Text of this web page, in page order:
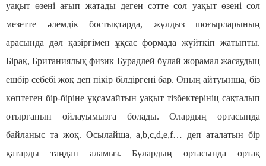
уақыт өзені ағып жатады деген сәтте сол уақыт өзені сол
мезетте әлемдік бостықтарда, жұлдыз шоғырларының
арасында дәл қазіргімен ұқсас формада жүйткіп жатыпты.
Бірақ, Британиялық физик Бурадлей бұлай жорамал жасаудың
ешбір себебі жоқ деп пікір білдіргені бар. Оның айтуынша, біз
көптеген бір-біріне ұқсамайтын уақыт тізбектерінің сақталып
отырғанын ойлауымызға болады. Олардың ортасында
байланыс та жоқ. Осылайша, a,b,c,d,e,f… деп аталатын бір
қатарды таңдап аламыз. Бұлардың ортасында ортақ